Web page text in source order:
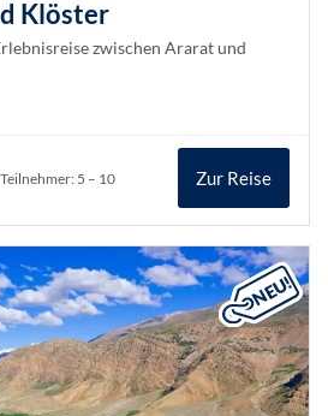
Klöster
zwischen Ararat und
Teilnehmer: 5 – 10 Zur Reise